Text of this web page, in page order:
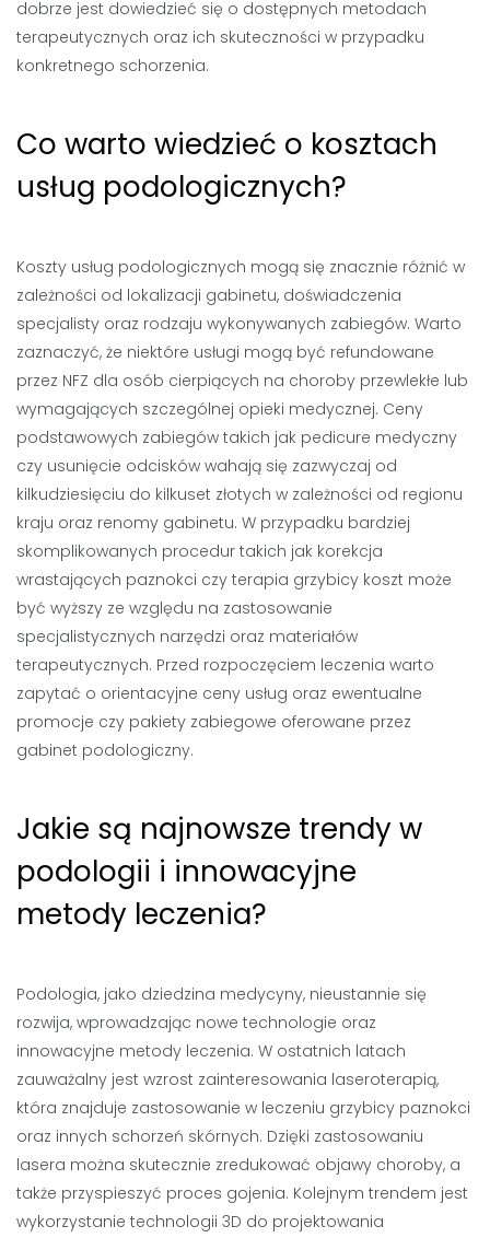
dobrze jest dowiedzieć się o dostępnych metodach
terapeutycznych oraz ich skuteczności w przypadku
konkretnego schorzenia.
Co warto wiedzieć o kosztach
usług podologicznych?
Koszty usług podologicznych mogą się znacznie różnić w
zależności od lokalizacji gabinetu, doświadczenia
specjalisty oraz rodzaju wykonywanych zabiegów. Warto
zaznaczyć, że niektóre usługi mogą być refundowane
przez NFZ dla osób cierpiących na choroby przewlekłe lub
wymagających szczególnej opieki medycznej. Ceny
podstawowych zabiegów takich jak pedicure medyczny
czy usunięcie odcisków wahają się zazwyczaj od
kilkudziesięciu do kilkuset złotych w zależności od regionu
kraju oraz renomy gabinetu. W przypadku bardziej
skomplikowanych procedur takich jak korekcja
wrastających paznokci czy terapia grzybicy koszt może
być wyższy ze względu na zastosowanie
specjalistycznych narzędzi oraz materiałów
terapeutycznych. Przed rozpoczęciem leczenia warto
zapytać o orientacyjne ceny usług oraz ewentualne
promocje czy pakiety zabiegowe oferowane przez
gabinet podologiczny.
Jakie są najnowsze trendy w
podologii i innowacyjne
metody leczenia?
Podologia, jako dziedzina medycyny, nieustannie się
rozwija, wprowadzając nowe technologie oraz
innowacyjne metody leczenia. W ostatnich latach
zauważalny jest wzrost zainteresowania laseroterapią,
która znajduje zastosowanie w leczeniu grzybicy paznokci
oraz innych schorzeń skórnych. Dzięki zastosowaniu
lasera można skutecznie zredukować objawy choroby, a
także przyspieszyć proces gojenia. Kolejnym trendem jest
wykorzystanie technologii 3D do projektowania